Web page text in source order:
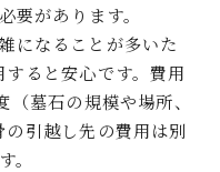
要があります。
になることが多いた
ると安心です。費用
墓石の規模や場所、
引越し先の費用は別
。